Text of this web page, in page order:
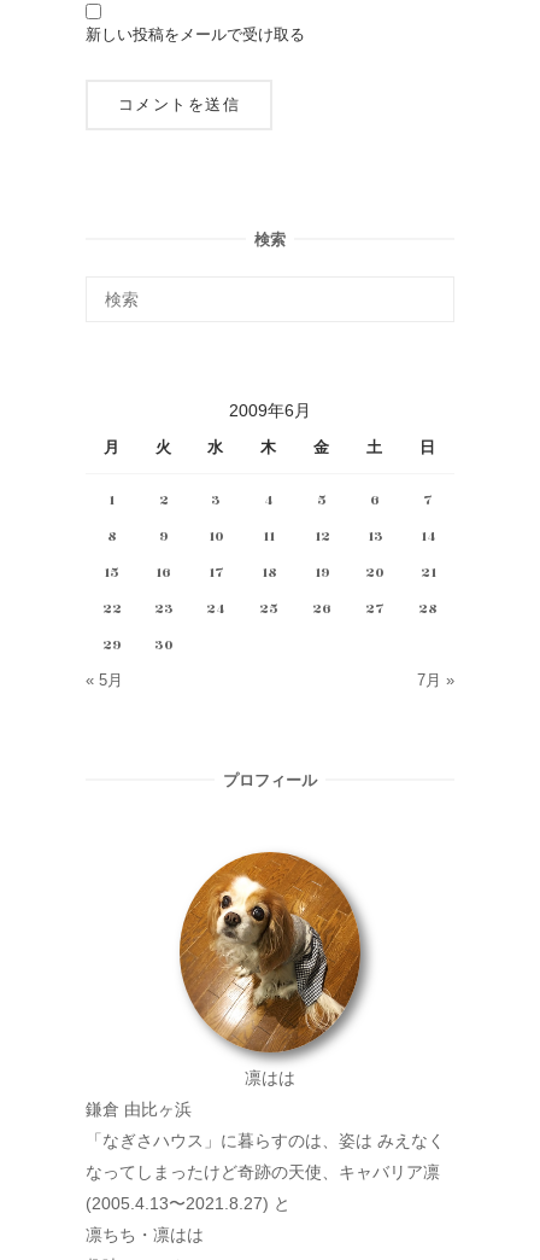
新しい投稿をメールで受け取る
検索
2009年6月
月 火 水 木 金 土 日
1 2 3 4 5 6
7
8
9 10 11 12 13
14
15
16 17 18 19 20
21
22
23 24 25 26 27
28
29
30
« 5月 7月 »
プロフィール
凛はは
鎌倉 由比ヶ浜
「なぎさハウス」に暮らすのは、姿は みえなく
なってしまったけど奇跡の天使、キャバリア凛
(2005.4.13〜2021.8.27) と
凛ちち・凛はは